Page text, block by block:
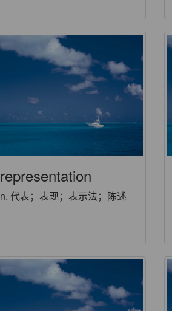
representation
n. 代表；表现；表示法；陈述